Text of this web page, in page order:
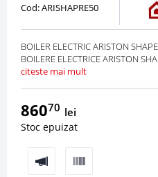
Cod: ARISHAPRE50
BOILER ELECTRIC ARISTON
BOILERE ELECTRICE ARISTON
citeste mai mult
86070 lei
Stoc epuizat